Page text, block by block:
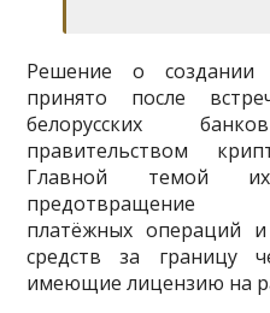
Решение о создании
принято после
белорусских
правительством
Главной темой
предотвращение
платёжных операций
средств за границу
имеющие лицензию на